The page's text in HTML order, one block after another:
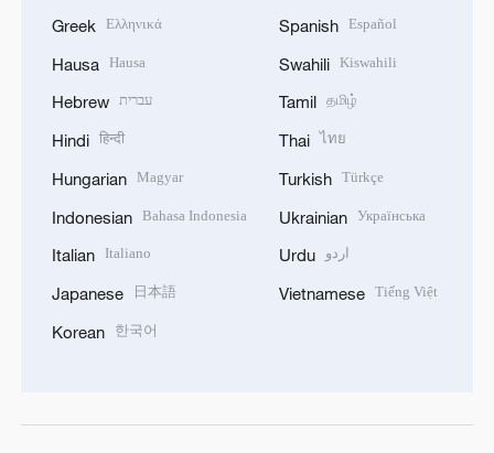
Greek Ελληνικά
Hausa Hausa
Hebrew עברית
Hindi हिन्दी
Hungarian Magyar
Indonesian Bahasa Indonesia
Italian Italiano
Japanese 日本語
Korean 한국어
Spanish Español
Swahili Kiswahili
Tamil தமிழ்
Thai ไทย
Turkish Türkçe
Ukrainian Українська
Urdu اردو
Vietnamese Tiếng Việt